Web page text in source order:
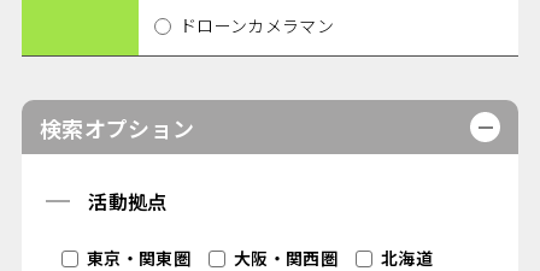
ドローンカメラマン
検索オプション
活動拠点
東京・関東圏 大阪・関西圏 北海道